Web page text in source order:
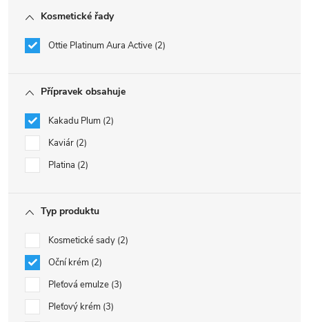
Kosmetické řady
Ottie Platinum Aura Active 2
Přípravek obsahuje
Kakadu Plum 2
Kaviár 2
Platina 2
Typ produktu
Kosmetické sady 2
Oční krém 2
Pleťová emulze 3
Pleťový krém 3